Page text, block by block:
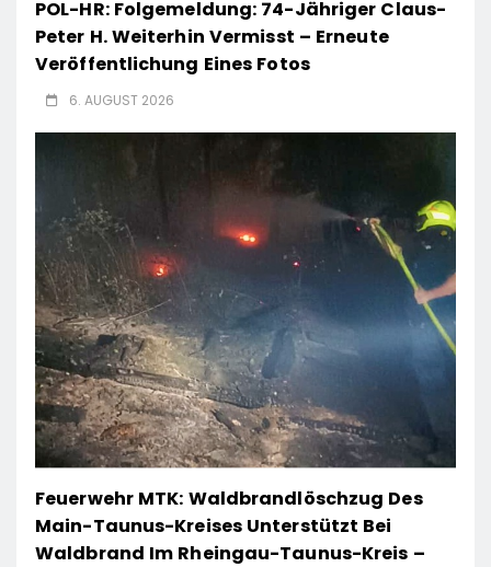
POL-HR: Folgemeldung: 74-Jähriger Claus-
Peter H. Weiterhin Vermisst – Erneute
Veröffentlichung Eines Fotos
6. AUGUST 2026
Feuerwehr MTK: Waldbrandlöschzug Des
Main-Taunus-Kreises Unterstützt Bei
Waldbrand Im Rheingau-Taunus-Kreis –